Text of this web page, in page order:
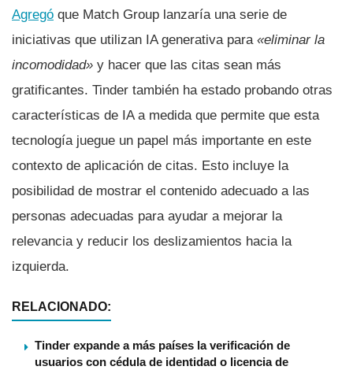
Agregó que Match Group lanzaría una serie de
iniciativas que utilizan IA generativa para «eliminar la
incomodidad» y hacer que las citas sean más
gratificantes. Tinder también ha estado probando otras
características de IA a medida que permite que esta
tecnología juegue un papel más importante en este
contexto de aplicación de citas. Esto incluye la
posibilidad de mostrar el contenido adecuado a las
personas adecuadas para ayudar a mejorar la
relevancia y reducir los deslizamientos hacia la
izquierda.
RELACIONADO:
Tinder expande a más países la verificación de
usuarios con cédula de identidad o licencia de